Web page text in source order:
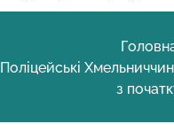
Поліцейські
з